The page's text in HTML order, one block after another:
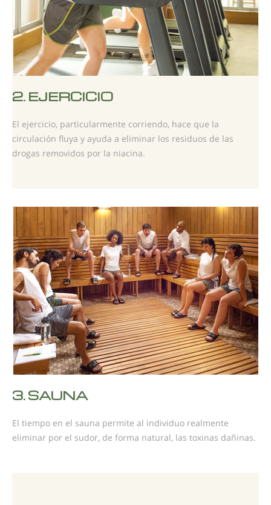
2. EJERCICIO
El ejercicio, particularmente corriendo, hace que la
circulación fluya y ayuda a eliminar los residuos de las
drogas removidos por la niacina.
3.SAUNA
El tiempo en el sauna permite al individuo realmente
eliminar por el sudor, de forma natural, las toxinas dañinas.